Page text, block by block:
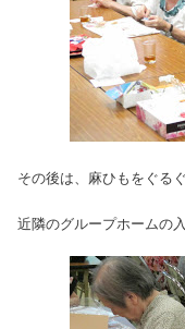
その後は、麻ひもをぐる
近隣のグループホームの